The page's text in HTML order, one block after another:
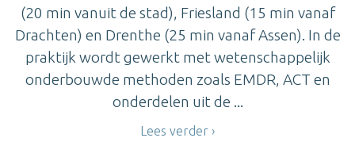
(20 min vanuit de stad), Friesland (15 min vanaf
Drachten) en Drenthe (25 min vanaf Assen). In de
praktijk wordt gewerkt met wetenschappelijk
onderbouwde methoden zoals EMDR, ACT en
onderdelen uit de ...
Lees verder